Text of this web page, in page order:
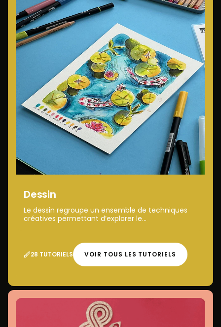
Dessin
Le dessin regroupe un ensemble de techniques
créatives permettant d’explorer le...
28 TUTORIELS VOIR TOUS LES TUTORIELS